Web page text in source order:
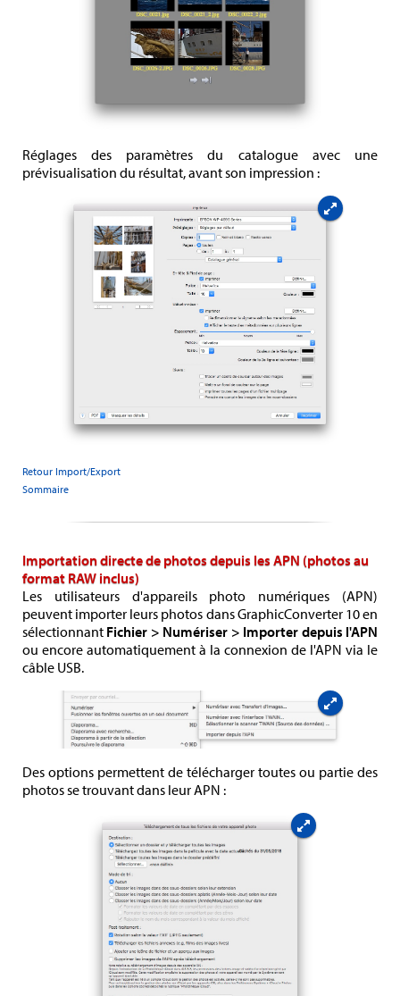
Réglages des paramètres du catalogue avec une
prévisualisation du résultat, avant son impression :
Retour Import/Export
Sommaire
Importation directe de photos depuis les APN (photos au
format RAW inclus)
Les utilisateurs d'appareils photo numériques (APN)
peuvent importer leurs photos dans GraphicConverter 10 en
sélectionnant Fichier > Numériser > Importer depuis l'APN
ou encore automatiquement à la connexion de l'APN via le
câble USB.
Des options permettent de télécharger toutes ou partie des
photos se trouvant dans leur APN :